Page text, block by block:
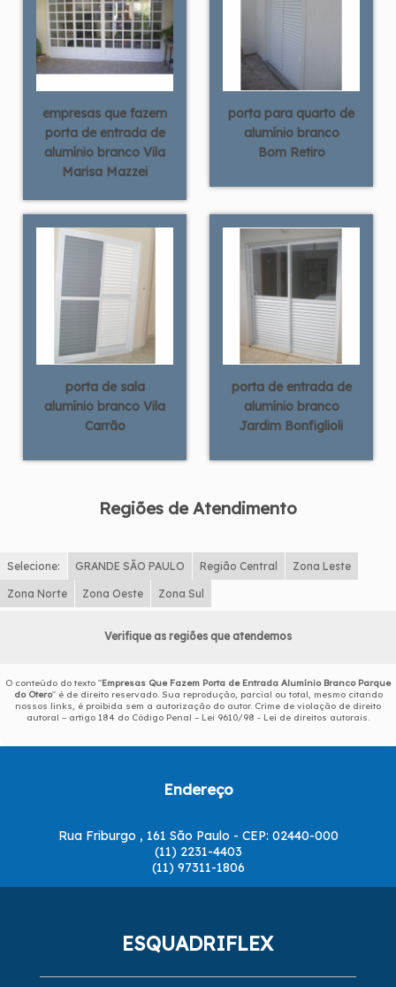
empresas que fazem
porta de entrada de
alumínio branco Vila
Marisa Mazzei
porta para quarto de
alumínio branco
Bom Retiro
porta de sala
alumínio branco Vila
Carrão
porta de entrada de
alumínio branco
Jardim Bonfiglioli
Regiões de Atendimento
Selecione: GRANDE SÃO PAULO Região Central Zona Leste
Zona Norte Zona Oeste Zona Sul
Verifique as regiões que atendemos
O conteúdo do texto "Empresas Que Fazem Porta de Entrada Alumínio Branco Parque
do Otero" é de direito reservado. Sua reprodução, parcial ou total, mesmo citando
nossos links, é proibida sem a autorização do autor. Crime de violação de direito
autoral – artigo 184 do Código Penal – Lei 9610/98 - Lei de direitos autorais
Endereço
Rua Friburgo , 161 São Paulo - CEP: 02440-000
(11) 2231-4403
(11) 97311-1806
ESQUADRIFLEX